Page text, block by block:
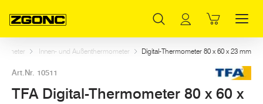
Innen- und Außenthermometer Digital-Thermometer 80 x 60 x 23 mm
Art.Nr. 10511
TFA Digital-Thermometer 80 x 60 x